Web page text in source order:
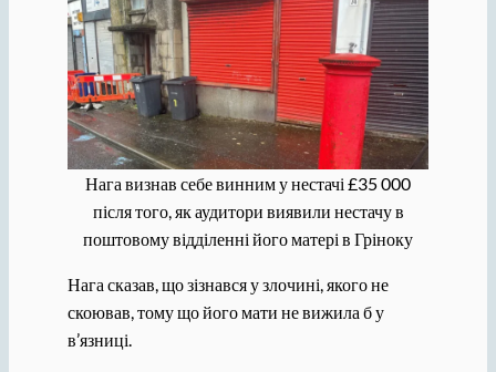
Нага визнав себе винним у нестачі £35 000
після того, як аудитори виявили нестачу в
поштовому відділенні його матері в Гріноку
Нага сказав, що зізнався у злочині, якого не
скоював, тому що його мати не вижила б у
в’язниці.